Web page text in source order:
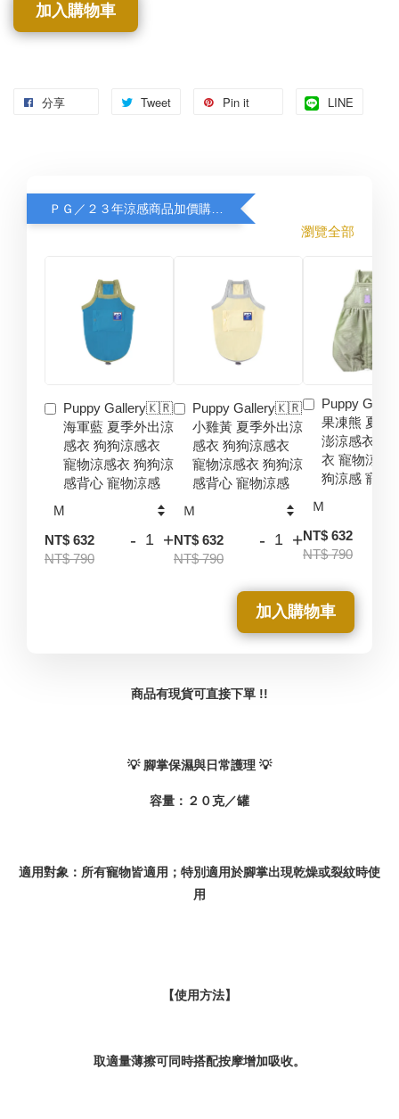
加入購物車
分享 Tweet Pin it LINE
瀏覽全部
Puppy Gallery🇰🇷
海軍藍 夏季外出涼
感衣 狗狗涼感衣
寵物涼感衣 狗狗涼
感背心 寵物涼感
NT$ 632
NT$ 790
- +
Puppy Gallery🇰🇷
小雞黃 夏季外出涼
感衣 狗狗涼感衣
寵物涼感衣 狗狗涼
感背心 寵物涼感
NT$ 632
NT$ 790
- +
Puppy
果凍熊 夏季
澎涼感衣 狗
衣 寵物涼感
狗涼感 寵物
NT$ 632
NT$ 790
加入購物車
商品有現貨可直接下單 !!
💡 腳掌保濕與日常護理 💡
容量：２０克／罐
適用對象：所有寵物皆適用；特別適用於腳掌出現乾燥或裂紋時使
用
【使用方法】
取適量薄擦可同時搭配按摩增加吸收。